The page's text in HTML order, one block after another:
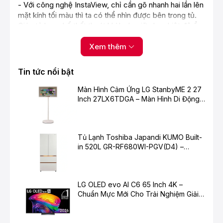
- Với công nghệ InstaView, chỉ cần gõ nhanh hai lần lên
mặt kính tối màu thì ta có thể nhìn được bên trong tủ.
định và thực phẩm tươi ngon lâu hơn.
*Hình ảnh chỉ mang tính chất minh họa
- Ngăn lạnh có dung tích 405 lít, bên trong là các kệ
cùng khay kính cường lực chắc chắn giúp dễ dàng
phân loại và sắp xếp các loại thực phẩm theo nhu cầu
Xem thêm
Tin tức nổi bật
Màn Hình Cảm Ứng LG StanbyME 2 27
Inch 27LX6TDGA – Màn Hình Di Động
Tủ Lạnh Toshiba Japandi KUMO Built-
in 520L GR-RF680WI-PGV(D4) –
LG OLED evo AI C6 65 Inch 4K –
Chuẩn Mực Mới Cho Trải Nghiệm Giải